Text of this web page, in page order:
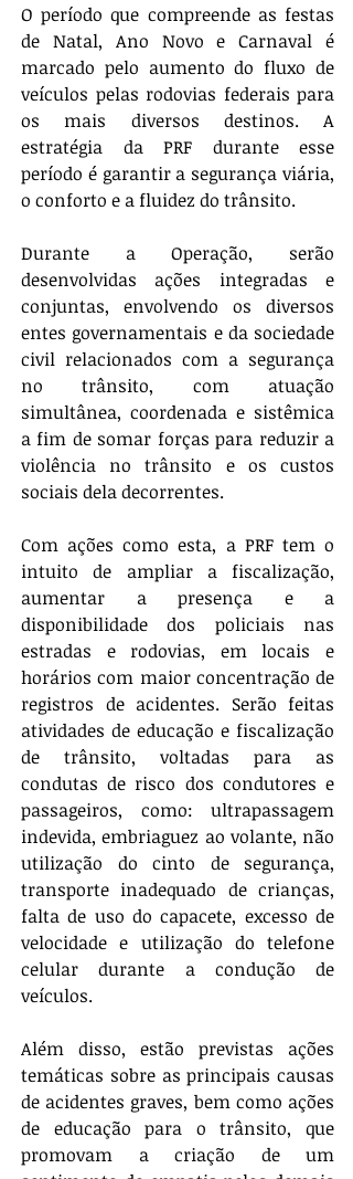
O período que compreende as festas
de Natal, Ano Novo e Carnaval é
marcado pelo aumento do fluxo de
veículos pelas rodovias federais para
os mais diversos destinos. A
estratégia da PRF durante esse
período é garantir a segurança viária,
o conforto e a fluidez do trânsito.
Durante a Operação, serão
desenvolvidas ações integradas e
conjuntas, envolvendo os diversos
entes governamentais e da sociedade
civil relacionados com a segurança
no trânsito, com atuação
simultânea, coordenada e sistêmica
a fim de somar forças para reduzir a
violência no trânsito e os custos
sociais dela decorrentes.
Com ações como esta, a PRF tem o
intuito de ampliar a fiscalização,
aumentar a presença e a
disponibilidade dos policiais nas
estradas e rodovias, em locais e
horários com maior concentração de
registros de acidentes. Serão feitas
atividades de educação e fiscalização
de trânsito, voltadas para as
condutas de risco dos condutores e
passageiros, como: ultrapassagem
indevida, embriaguez ao volante, não
utilização do cinto de segurança,
transporte inadequado de crianças,
falta de uso do capacete, excesso de
velocidade e utilização do telefone
celular durante a condução de
veículos.
Além disso, estão previstas ações
temáticas sobre as principais causas
de acidentes graves, bem como ações
de educação para o trânsito, que
promovam a criação de um